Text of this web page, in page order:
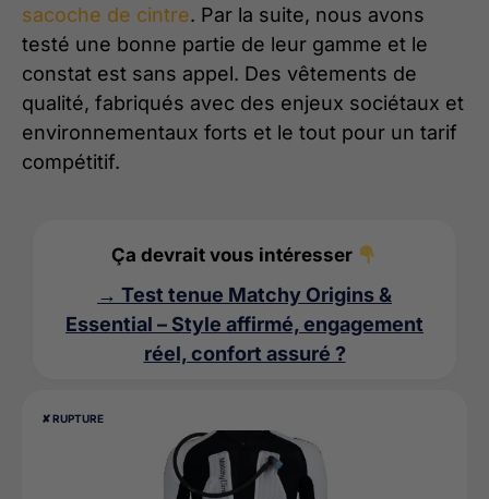
sacoche de cintre. Par la suite, nous avons
testé une bonne partie de leur gamme et le
constat est sans appel. Des vêtements de
qualité, fabriqués avec des enjeux sociétaux et
environnementaux forts et le tout pour un tarif
compétitif.
Ça devrait vous intéresser
→ Test tenue Matchy Origins &
Essential – Style affirmé, engagement
réel, confort assuré ?
✘ RUPTURE